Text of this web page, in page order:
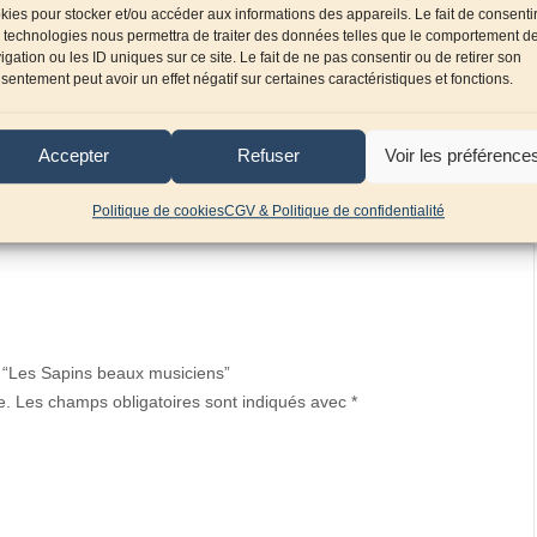
pour stocker et/ou accéder aux informations des appareils. Le fait de
technologies nous permettra de traiter des données telles que le comportement de
ou les ID uniques sur ce site. Le fait de ne pas consentir ou de retirer son
peut avoir un effet négatif sur certaines caractéristiques et fonctions.
Accepter Refuser Voir les
Politique de cookiesCGV & Politique de confidentialité
Tuba/Euphonium/Saxhorn et piano Compositeur :
Proust Pascal
Sapins beaux musiciens”
Les champs obligatoires sont indiqués avec *